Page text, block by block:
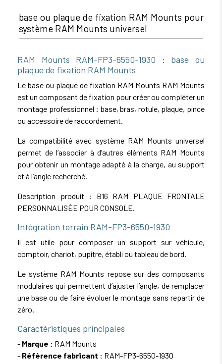
base ou plaque de fixation RAM Mounts pour
système RAM Mounts universel
RAM Mounts RAM-FP3-6550-1930 : base ou
plaque de fixation RAM Mounts
Le base ou plaque de fixation RAM Mounts RAM Mounts
est un composant de fixation pour créer ou compléter un
montage professionnel : base, bras, rotule, plaque, pince
ou accessoire de raccordement.
La compatibilité avec système RAM Mounts universel
permet de l’associer à d’autres éléments RAM Mounts
pour obtenir un montage adapté à la charge, au support
et à l’angle recherché.
Description produit : B16 RAM PLAQUE FRONTALE
PERSONNALISÉE POUR CONSOLE.
Intégration terrain RAM-FP3-6550-1930
Il est utile pour composer un support sur véhicule,
comptoir, chariot, pupitre, établi ou tableau de bord.
Le système RAM Mounts repose sur des composants
modulaires qui permettent d’ajuster l’angle, de remplacer
une base ou de faire évoluer le montage sans repartir de
zéro.
Caractéristiques principales
- Marque : RAM Mounts
- Référence fabricant : RAM-FP3-6550-1930